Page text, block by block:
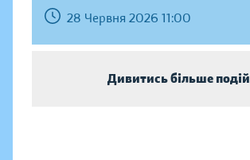
28 Червня 2026 11:00
Дивитись більше подій